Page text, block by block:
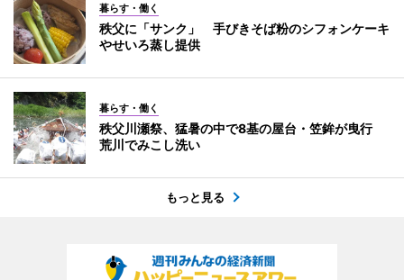
暮らす・働く
秩父に「サンク」 手びきそば粉のシフォンケーキ
やせいろ蒸し提供
暮らす・働く
秩父川瀬祭、猛暑の中で8基の屋台・笠鉾が曳行
荒川でみこし洗い
もっと見る